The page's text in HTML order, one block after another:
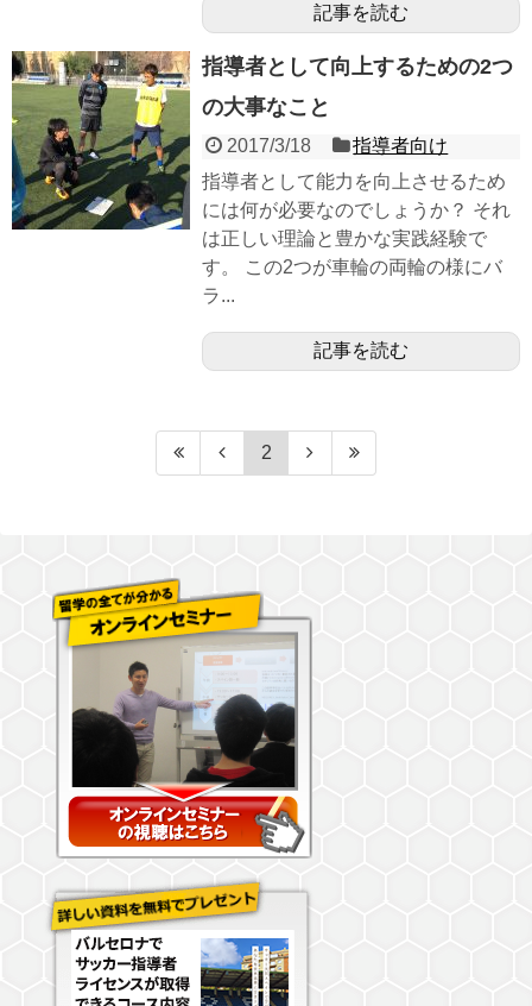
記事を読む
指導者として向上するための2つ
の大事なこと
2017/3/18
指導者向け
指導者として能力を向上させるため
には何が必要なのでしょうか？ それ
は正しい理論と豊かな実践経験で
す。 この2つが車輪の両輪の様にバ
ラ...
記事を読む
2